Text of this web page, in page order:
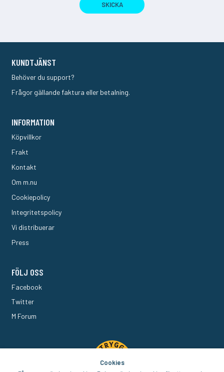
SKICKA
KUNDTJÄNST
Behöver du support?
Frågor gällande faktura eller betalning.
INFORMATION
Köpvillkor
Frakt
Kontakt
Om m.nu
Cookiepolicy
Integritetspolicy
Vi distribuerar
Press
FÖLJ OSS
Facebook
Twitter
M Forum
Cookies